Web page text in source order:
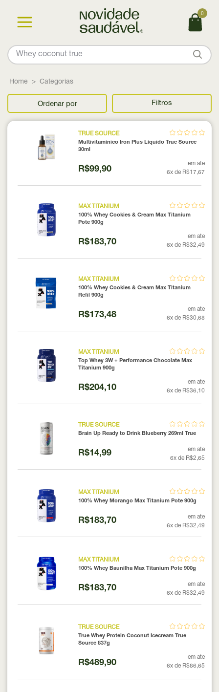
0
Home Categorias
Ordenar por Filtros
TRUE SOURCE
Multivitamínico Iron Plus Líquido True Source
30ml
R$99,90
em ate
6x de R$17,67
MAX TITANIUM
100% Whey Cookies & Cream Max Titanium
Pote 900g
R$183,70
em ate
6x de R$32,49
MAX TITANIUM
100% Whey Cookies & Cream Max Titanium
Refil 900g
R$173,48
em ate
6x de R$30,68
MAX TITANIUM
Top Whey 3W + Performance Chocolate Max
Titanium 900g
R$204,10
em ate
6x de R$36,10
TRUE SOURCE
Brain Up Ready to Drink Blueberry 269ml True
R$14,99
em ate
6x de R$2,65
MAX TITANIUM
100% Whey Morango Max Titanium Pote 900g
R$183,70
em ate
6x de R$32,49
MAX TITANIUM
100% Whey Baunilha Max Titanium Pote 900g
R$183,70
em ate
6x de R$32,49
TRUE SOURCE
True Whey Protein Coconut Icecream True
Source 837g
R$489,90
em ate
6x de R$86,65